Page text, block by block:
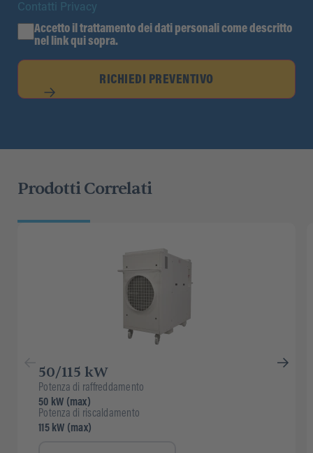
Contatti Privacy
Accetto il trattamento dei dati personali come descritto
nel link qui sopra.
RICHIEDI PREVENTIVO
Prodotti Correlati
50/115 kW
Potenza di raffreddamento
50 kW (max)
Potenza di riscaldamento
115 kW (max)